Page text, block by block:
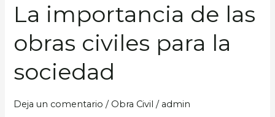
La importancia de las
obras civiles para la
sociedad
Deja un comentario / Obra Civil / admin
La
importancia
de
obras
para